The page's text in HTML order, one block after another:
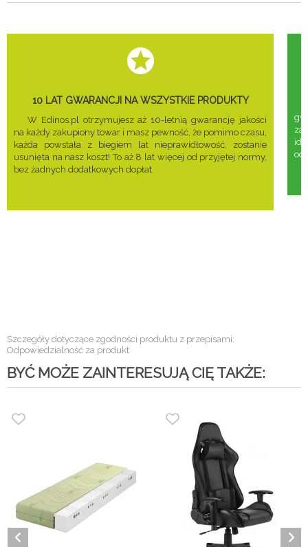
10 LAT GWARANCJI NA WSZYSTKIE PRODUKTY
W Edinos.pl otrzymujesz aż 10-letnią gwarancję jakości
na każdy zakupiony towar i masz pewność, że pomimo czasu,
każda powstała z biegiem lat nieprawidłowość, zostanie
usunięta na nasz koszt! To aż 8 lat więcej od przyjętej normy,
bez żadnych dodatkowych dopłat.
Szczegóły dotyczące zgodności produktu z przepisami:
Odpowiedzialność za produkt
BYĆ MOŻE ZAINTERESUJĄ CIĘ TAKŻE: